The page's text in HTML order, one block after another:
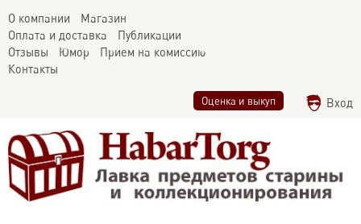
О компании
Магазин
Оплата и доставка
Публикации
Отзывы
Юмор
Прием на комиссию
Контакты
Оценка и выкуп Вход